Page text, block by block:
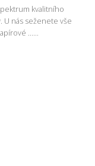
kvalitního
U nás seženete vše
......